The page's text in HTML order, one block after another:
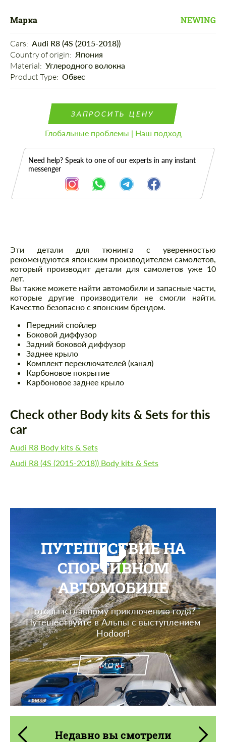
Марка NEWING
Cars: Audi R8 (4S (2015-2018))
Country of origin: Япония
Material: Углеродного волокна
Product Type: Обвес
ЗАПРОСИТЬ ЦЕНУ
Глобальные проблемы | Наш подход
Need help? Speak to one of our experts in any instant
messenger
Описание
Эти детали для тюнинга с уверенностью
рекомендуются японским производителем самолетов,
который производит детали для самолетов уже 10
лет.
Вы также можете найти автомобили и запасные части,
которые другие производители не смогли найти.
Качество безопасно с японским брендом.
Передний спойлер
Боковой диффузор
Задний боковой диффузор
Заднее крыло
Комплект переключателей (канал)
Карбоновое покрытие
Карбоновое заднее крыло
Check other Body kits & Sets for this
car
Audi R8 Body kits & Sets
Audi R8 (4S (2015-2018)) Body kits & Sets
ПУТЕШЕСТВИЕ НА
СПОРТИВНОМ
АВТОМОБИЛЕ
Готовы к главному приключению года?
Путешествуйте в Альпы с выступлением
Hodoor!
MORE
Недавно вы смотрели